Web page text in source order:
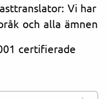
Vi har
och alla ämnen
certifierade